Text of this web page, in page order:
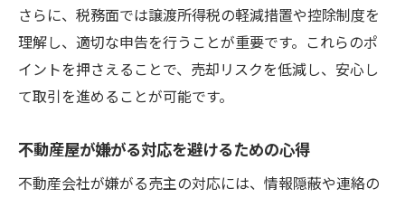
さらに、税務面では譲渡所得税の軽減措置や控除制度を
理解し、適切な申告を行うことが重要です。これらのポ
イントを押さえることで、売却リスクを低減し、安心し
て取引を進めることが可能です。
不動産屋が嫌がる対応を避けるための心得
不動産会社が嫌がる売主の対応には、情報隠蔽や連絡の